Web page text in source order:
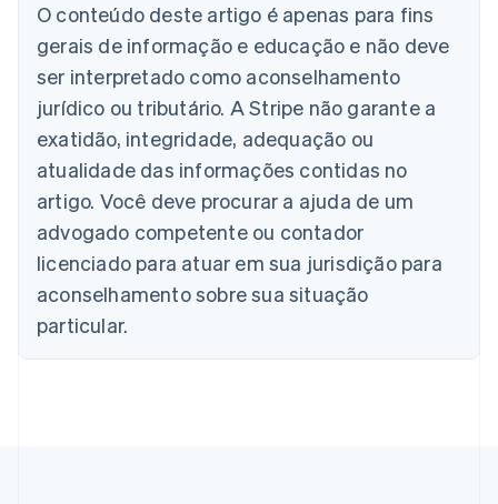
O conteúdo deste artigo é apenas para fins
gerais de informação e educação e não deve
ser interpretado como aconselhamento
jurídico ou tributário. A Stripe não garante a
exatidão, integridade, adequação ou
atualidade das informações contidas no
artigo. Você deve procurar a ajuda de um
advogado competente ou contador
licenciado para atuar em sua jurisdição para
aconselhamento sobre sua situação
particular.
Deutsch English
Austrália
Áustria
DeutschEnglish
Bélgica
Nederlands FrançaisDeutschEnglish
Brasil
Português English
Bulgária
English
Canadá
China continental
简体中文English